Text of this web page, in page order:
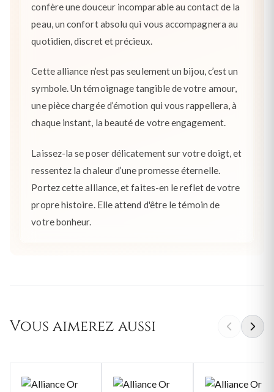
confère une douceur incomparable au contact de la
peau, un confort absolu qui vous accompagnera au
quotidien, discret et précieux.
Cette alliance n’est pas seulement un bijou, c’est un
symbole. Un témoignage tangible de votre amour,
une pièce chargée d’émotion qui vous rappellera, à
chaque instant, la beauté de votre engagement.
Laissez-la se poser délicatement sur votre doigt, et
ressentez la chaleur d’une promesse éternelle.
Portez cette alliance, et faites-en le reflet de votre
propre histoire. Elle attend d'être le témoin de
votre bonheur.
Vous aimerez aussi